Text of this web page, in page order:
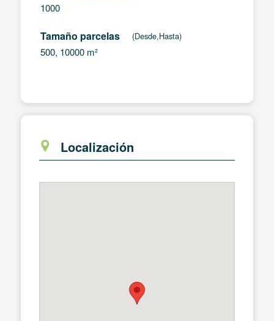
1000
Tamaño parcelas (Desde,Hasta)
500, 10000 m²
Localización